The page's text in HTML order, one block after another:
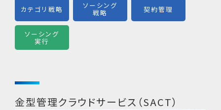
カテゴリ戦略 ソーシング
戦略 契約管理
ソーシング
実行
金型管理クラウドサービス（SACT）